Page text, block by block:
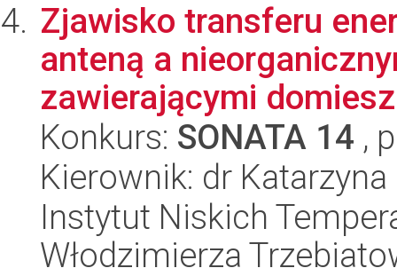
Zjawisko transferu
anteną a
zawierającymi
Konkurs: SONATA 14 ,
Kierownik: dr
Instytut Niskich
Włodzimierza